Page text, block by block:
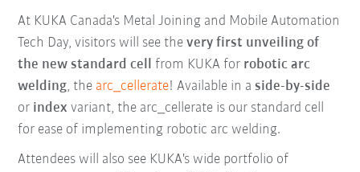
At KUKA Canada's Metal Joining and Mobile Automation
Tech Day, visitors will see thevery first unveiling of
the new standard cell from KUKA for robotic arc
welding, the arc_cellerate! Available in aside-by-side
or index variant, the arc_cellerate is our standard cell
for ease of implementing robotic arc welding.
Attendees will also see KUKA's wide portfolio of